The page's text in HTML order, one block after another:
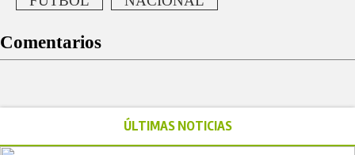
Comentarios
ÚLTIMAS NOTICIAS